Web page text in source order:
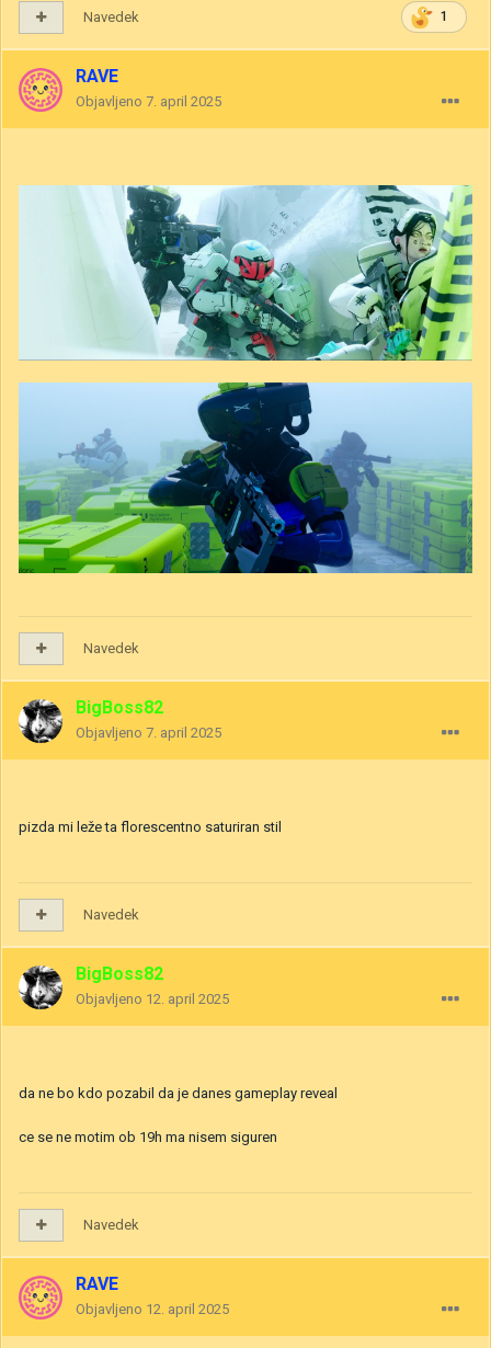
1
Navedek
RAVE
Objavljeno 7. april 2025
Navedek
BigBoss82
Objavljeno 7. april 2025
pizda mi leže ta florescentno saturiran stil
Navedek
BigBoss82
Objavljeno 12. april 2025
da ne bo kdo pozabil da je danes gameplay reveal
ce se ne motim ob 19h ma nisem siguren
Navedek
RAVE
Objavljeno 12. april 2025